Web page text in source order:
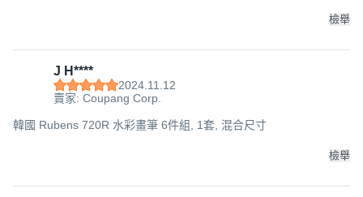
檢舉
J H****
2024.11.12
賣家: Coupang Corp.
韓國 Rubens 720R 水彩畫筆 6件組, 1套, 混合尺寸
檢舉